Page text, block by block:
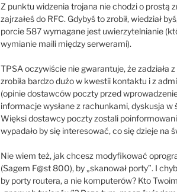
Z punktu widzenia trojana nie chodzi o prostą
zajrzałeś do RFC. Gdybyś to zrobił, wiedział
porcie 587 wymagane jest uwierzytelnianie
wymianie maili między serwerami).
TPSA oczywiście nie gwarantuje, że zadziała
zrobiła bardzo dużo w kwestii kontaktu i z
(opinie dostawców poczty przed
informacje wysłane z rachunkami, dyskusja
Więksi dostawcy poczty zostali
wypadało by się interesować, co się dzieje na
Nie wiem też, jak chcesz modyfikować
(Sagem F@st 800), by „skanował porty”. I
by porty routera, a nie komputerów? Kto